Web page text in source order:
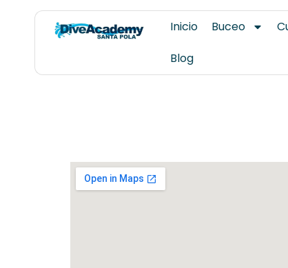
Inicio Buceo
Blog